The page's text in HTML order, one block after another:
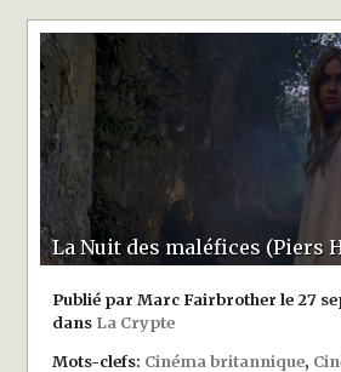
La Nuit des maléfices (Piers
Publié par Marc Fairbrother le 27
dans La Crypte
Mots-clefs: Cinéma britannique,